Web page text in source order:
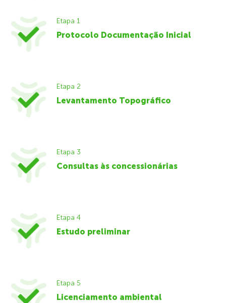
Etapa 1
Protocolo Documentação Inicial
Etapa 2
Levantamento Topográfico
Etapa 3
Consultas às concessionárias
Etapa 4
Estudo preliminar
Etapa 5
Licenciamento ambiental